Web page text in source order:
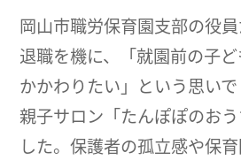
岡山市職労保育園支部の役員
退職を機に、「就園前の子
かかわりたい」という思い
親子サロン「たんぽぽのお
した。保護者の孤立感や保